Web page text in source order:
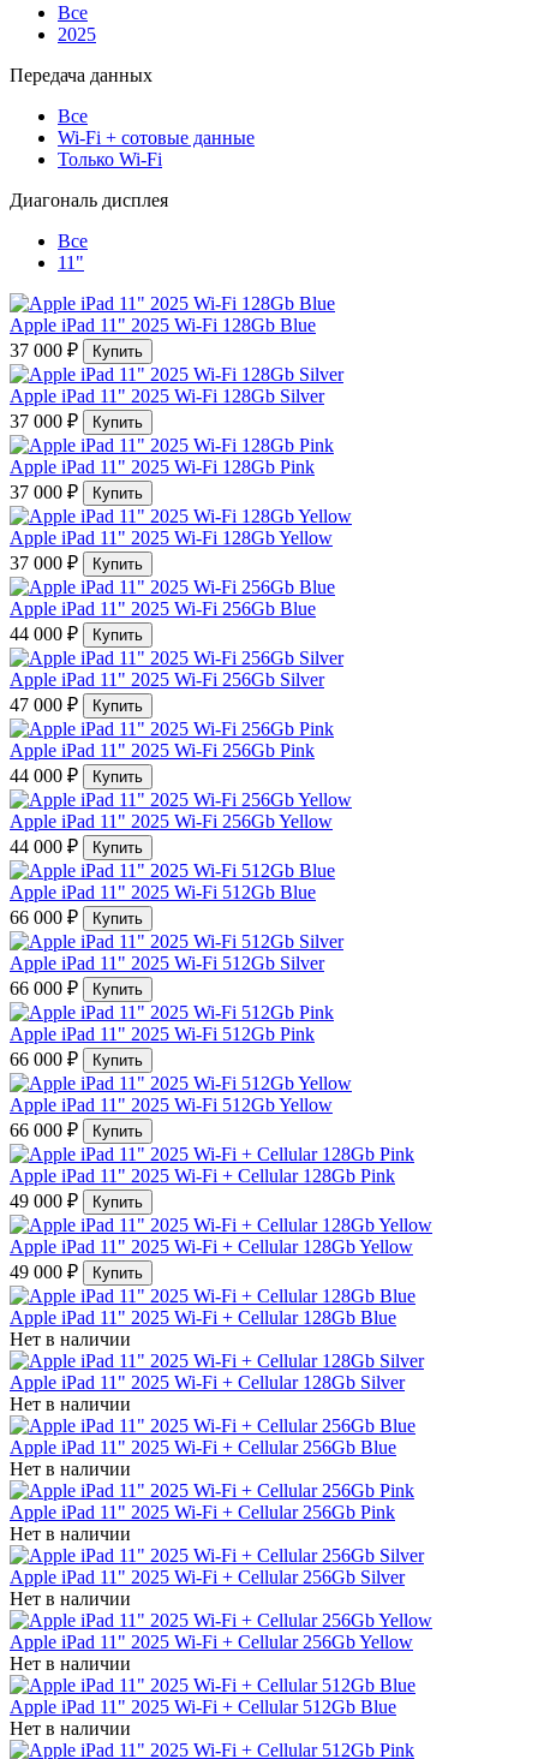
Все
2025
Передача данных
Все
Wi-Fi + сотовые данные
Только Wi-Fi
Диагональ дисплея
Все
11"
Apple iPad 11" 2025 Wi-Fi 128Gb Blue
37 000 ₽
Купить
Apple iPad 11" 2025 Wi-Fi 128Gb Silver
37 000 ₽
Купить
Apple iPad 11" 2025 Wi-Fi 128Gb Pink
37 000 ₽
Купить
Apple iPad 11" 2025 Wi-Fi 128Gb Yellow
37 000 ₽
Купить
Apple iPad 11" 2025 Wi-Fi 256Gb Blue
44 000 ₽
Купить
Apple iPad 11" 2025 Wi-Fi 256Gb Silver
47 000 ₽
Купить
Apple iPad 11" 2025 Wi-Fi 256Gb Pink
44 000 ₽
Купить
Apple iPad 11" 2025 Wi-Fi 256Gb Yellow
44 000 ₽
Купить
Apple iPad 11" 2025 Wi-Fi 512Gb Blue
66 000 ₽
Купить
Apple iPad 11" 2025 Wi-Fi 512Gb Silver
66 000 ₽
Купить
Apple iPad 11" 2025 Wi-Fi 512Gb Pink
66 000 ₽
Купить
Apple iPad 11" 2025 Wi-Fi 512Gb Yellow
66 000 ₽
Купить
Apple iPad 11" 2025 Wi-Fi + Cellular 128Gb Pink
49 000 ₽
Купить
Apple iPad 11" 2025 Wi-Fi + Cellular 128Gb Yellow
49 000 ₽
Купить
Apple iPad 11" 2025 Wi-Fi + Cellular 128Gb Blue
Нет в наличии
Apple iPad 11" 2025 Wi-Fi + Cellular 128Gb Silver
Нет в наличии
Apple iPad 11" 2025 Wi-Fi + Cellular 256Gb Blue
Нет в наличии
Apple iPad 11" 2025 Wi-Fi + Cellular 256Gb Pink
Нет в наличии
Apple iPad 11" 2025 Wi-Fi + Cellular 256Gb Silver
Нет в наличии
Apple iPad 11" 2025 Wi-Fi + Cellular 256Gb Yellow
Нет в наличии
Apple iPad 11" 2025 Wi-Fi + Cellular 512Gb Blue
Нет в наличии